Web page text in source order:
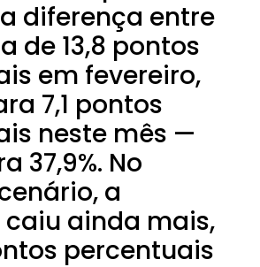
diferença entre
de 13,8 pontos
em fevereiro,
7,1 pontos
neste mês —
37,9%. No
a
ainda mais,
percentuais